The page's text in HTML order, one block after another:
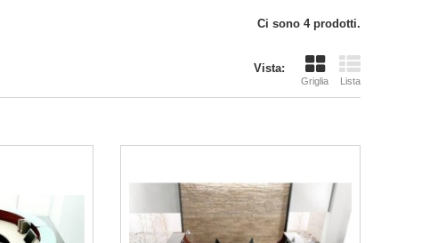
Ci sono 4 prodotti.
Vista:
Griglia Lista